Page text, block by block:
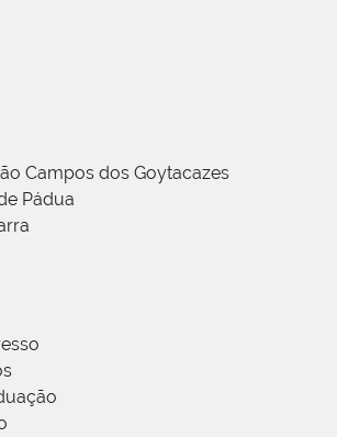
Campos dos Goytacazes
Pádua